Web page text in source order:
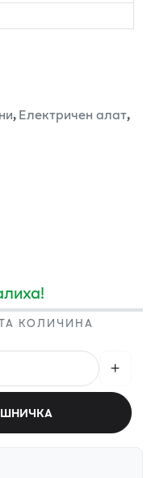
,Електричен алат,
КОЛИЧИНА